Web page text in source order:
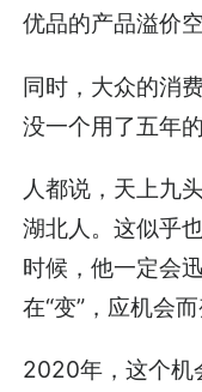
优品的产品溢价空
同时，大众的消
没一个用了五年的
人都说，天上九
湖北人。这似乎
时候，他一定会
在“变”，应机会而
2020年，这个机